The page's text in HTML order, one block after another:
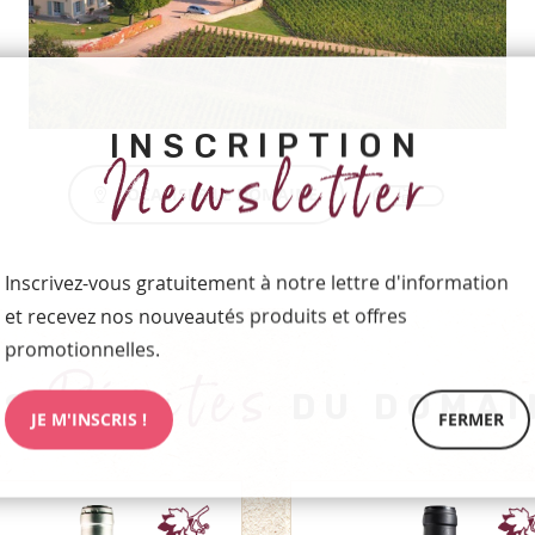
LOCALISER LE DOMAINE
Pépites DU
INSCRIPTION
Newsletter
Inscrivez-vous gratuitement à notre lettre d'information
et recevez nos nouveautés produits et offres
promotionnelles.
JE M'INSCRIS ! FERMER